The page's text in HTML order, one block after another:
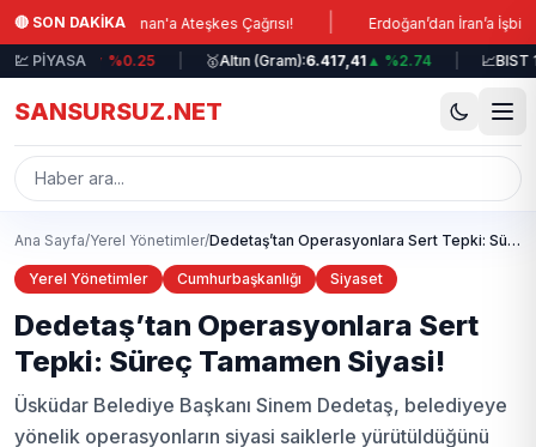
Ana içeriğe atla
🔴 SON DAKİKA
Lübnan'a Ateşkes Çağrısı! | Erdoğan’dan İran’a İşbirliği
💹 PİYASA
▼ %0.25 | Altın (Gram):6.417,41▲ %2.74 | BIST 100:
SANSURSUZ.NET
Ana Sayfa/Yerel Yönetimler/ Dedetaş’tan Operasyonlara Sert Tepki: Süreç Tamamen Siyasi!
Yerel Yönetimler Cumhurbaşkanlığı Siyaset
Dedetaş’tan Operasyonlara Sert
Tepki: Süreç Tamamen Siyasi!
Üsküdar Belediye Başkanı Sinem Dedetaş, belediyeye
yönelik operasyonların siyasi saiklerle yürütüldüğünü